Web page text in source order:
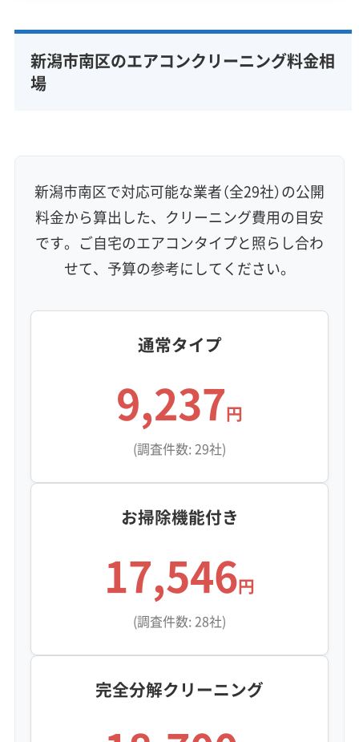
完全分解洗浄 部分クリーニング
実績10年以上
資格保有スタッフ
エコ洗剤使用
アレルギー対策
ハウスダスト除去
地域密着型
フランチャイズ
利便性・サービス (12)
定額料金 複数台割引 初回割引
定期メンテナンス
新潟市南区のエアコンクリーニング料金相
場
新潟市南区で対応可能な業者（全29社）の公開
料金から算出した、クリーニング費用の目安
です。ご自宅のエアコンタイプと照らし合わ
せて、予算の参考にしてください。
通常タイプ
9,237円
(調査件数: 29社)
お掃除機能付き
17,546円
(調査件数: 28社)
完全分解クリーニング